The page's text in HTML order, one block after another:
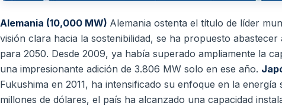
Alemania (10,000 MW) Alemania ostenta el título de líder
visión clara hacia la sostenibilidad, se ha propuesto
para 2050. Desde 2009, ya había superado ampliamente la
una impresionante adición de 3.806 MW solo en ese año.
Fukushima en 2011, ha intensificado su enfoque en la
millones de dólares, el país ha alcanzado una capacidad